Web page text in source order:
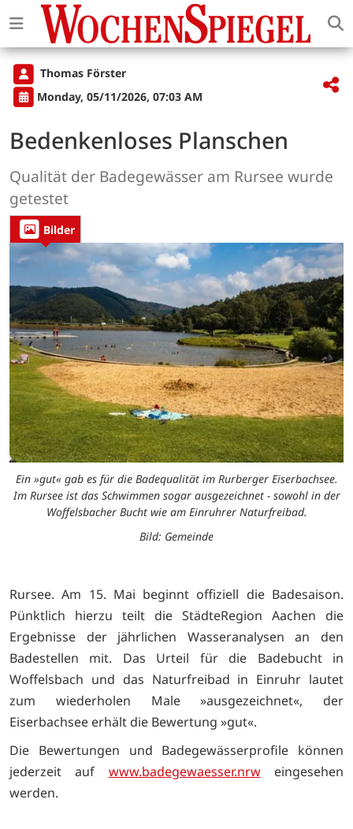
Thomas Förster
Monday, 05/11/2026, 07:03 AM
Bedenkenloses Planschen
Qualität der Badegewässer am Rursee wurde
getestet
Bilder
Ein »gut« gab es für die Badequalität im Rurberger Eiserbachsee.
Im Rursee ist das Schwimmen sogar ausgezeichnet - sowohl in der
Woffelsbacher Bucht wie am Einruhrer Naturfreibad.
Bild: Gemeinde
Rursee. Am 15. Mai beginnt offiziell die Badesaison.
Pünktlich hierzu teilt die StädteRegion Aachen die
Ergebnisse der jährlichen Wasseranalysen an den
Badestellen mit. Das Urteil für die Badebucht in
Woffelsbach und das Naturfreibad in Einruhr lautet
zum wiederholen Male »ausgezeichnet«, der
Eiserbachsee erhält die Bewertung »gut«.
Die Bewertungen und Badegewässerprofile können
jederzeit auf www.badegewaesser.nrweingesehen
werden.